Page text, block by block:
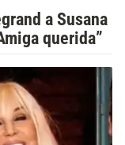
a Susana
querida”